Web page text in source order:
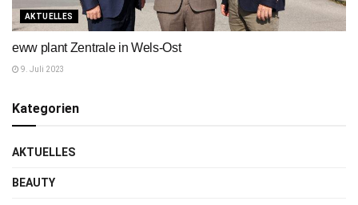
AKTUELLES
eww plant Zentrale in Wels-Ost
9. Juli 2023
Kategorien
AKTUELLES
BEAUTY